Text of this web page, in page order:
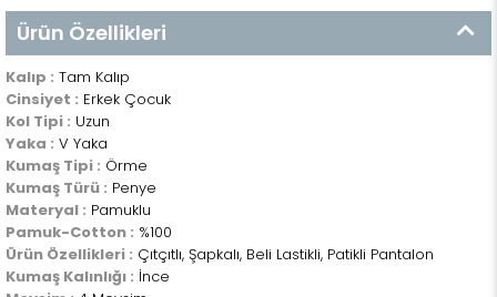
Ürün Özellikleri
Kalıp : Tam Kalıp
Cinsiyet : Erkek Çocuk
Kol Tipi : Uzun
Yaka : V Yaka
Kumaş Tipi : Örme
Kumaş Türü : Penye
Materyal : Pamuklu
Pamuk-Cotton : %100
Ürün Özellikleri : Çıtçıtlı, Şapkalı, Beli Lastikli, Patikli Pantalon
Kumaş Kalınlığı : İnce